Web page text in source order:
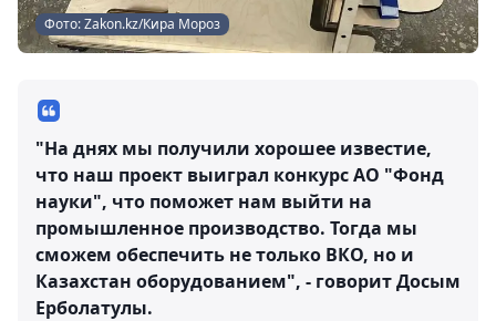
Фото: Zakon.kz/Кира Мороз
"На днях мы получили хорошее известие,
что наш проект выиграл конкурс АО "Фонд
науки", что поможет нам выйти на
промышленное производство. Тогда мы
сможем обеспечить не только ВКО, но и
Казахстан оборудованием", - говорит Досым
Ерболатулы.